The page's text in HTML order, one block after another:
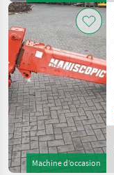
Machine d’occasion